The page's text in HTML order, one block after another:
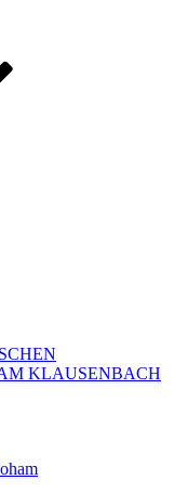
KLAUSENBACH